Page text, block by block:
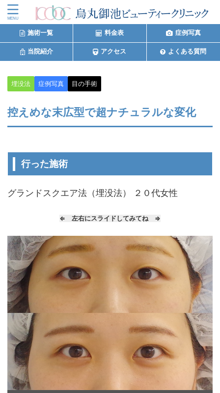
施術一覧 料金表 症例写真
当院紹介 アクセス よくある質問
埋没法 症例写真 目の手術
控えめな末広型で超ナチュラルな変化
行った施術
グランドスクエア法（埋没法） ２０代女性
⇐ 左右にスライドしてみてね ⇒